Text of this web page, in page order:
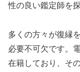
性の良い鑑定師を
多くの方々が復縁
必要不可欠です。
在籍しており、そ